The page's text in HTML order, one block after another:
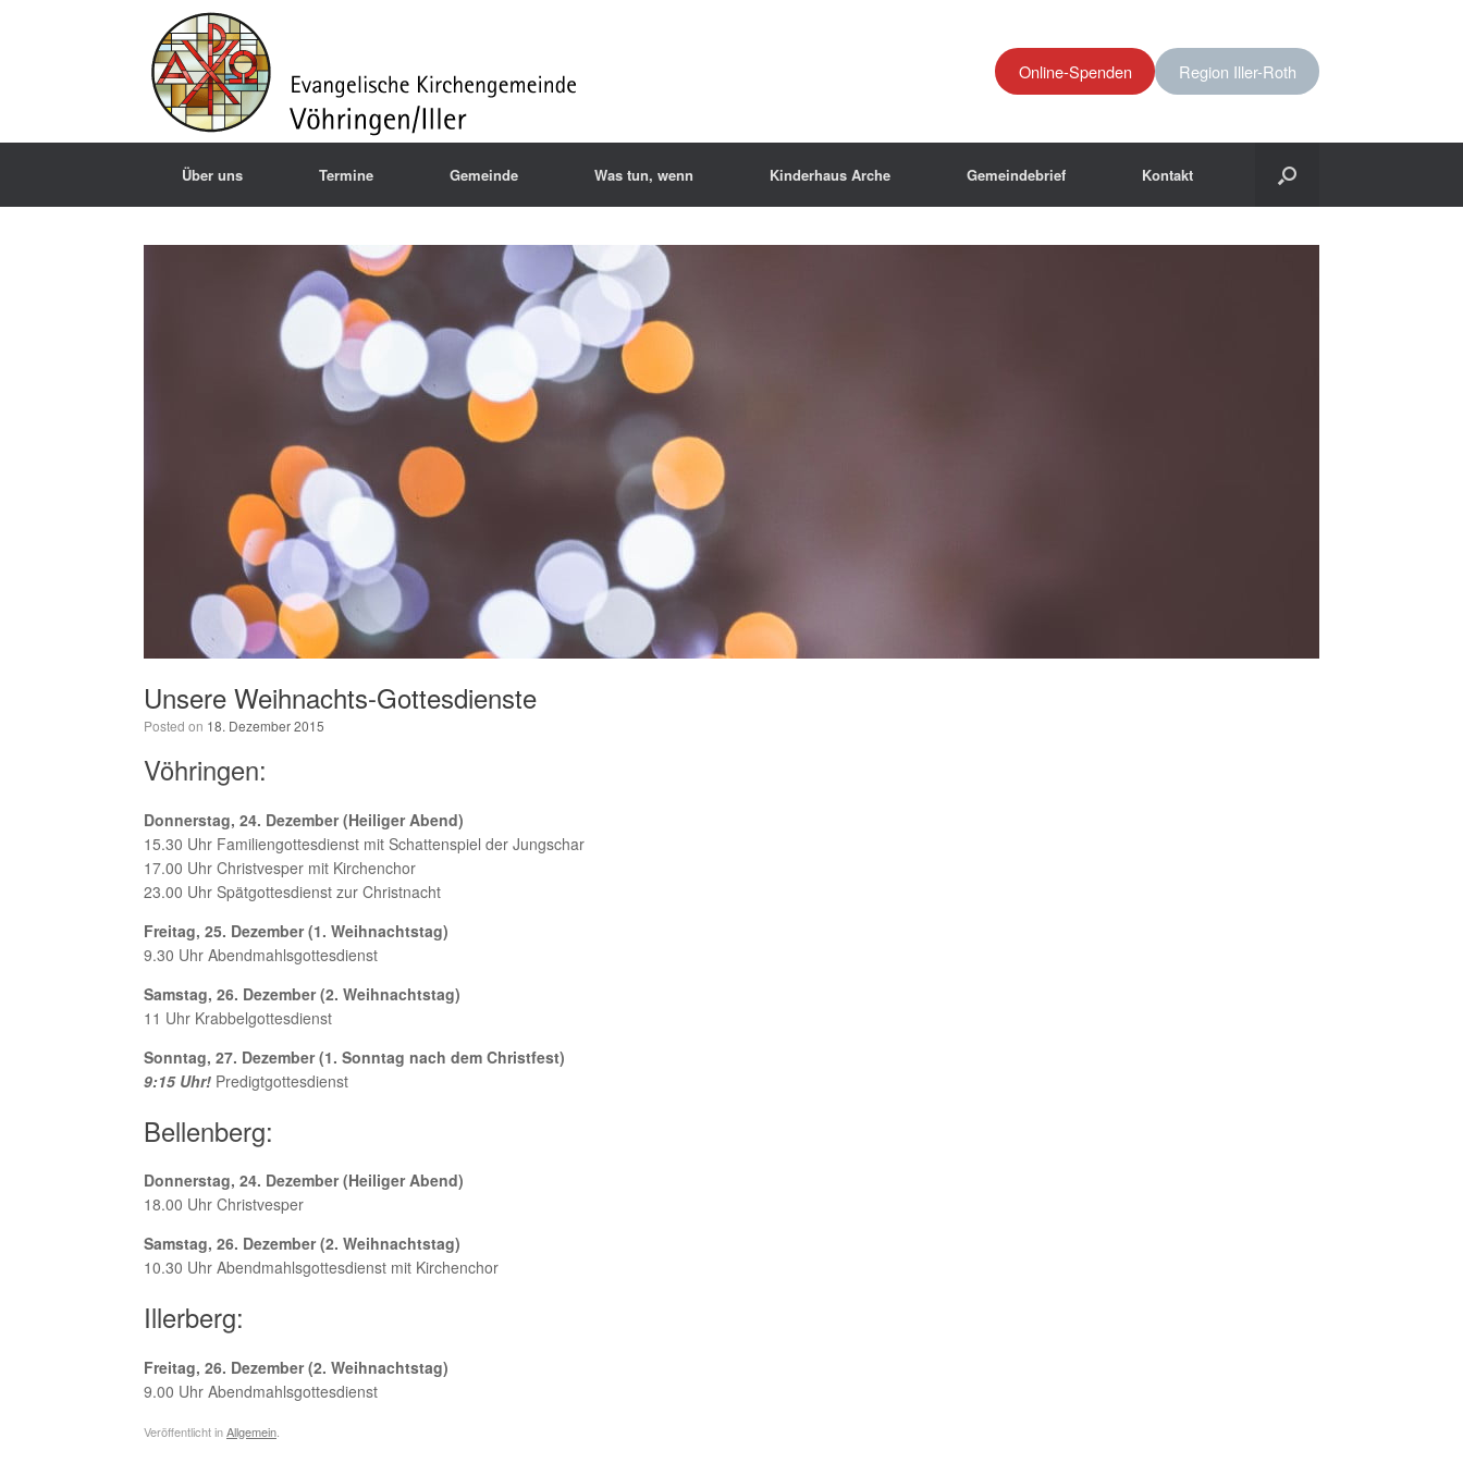
Online-Spenden Region Iller-Roth
Über uns Termine Gemeinde Was tun, wenn Kinderhaus Arche Gemeindebrief Kontakt
Unsere Weihnachts-Gottesdienste
Posted on 18. Dezember 2015
Vöhringen:
Donnerstag, 24. Dezember (Heiliger Abend)
15.30 Uhr Familiengottesdienst mit Schattenspiel der Jungschar
17.00 Uhr Christvesper mit Kirchenchor
23.00 Uhr Spätgottesdienst zur Christnacht
Freitag, 25. Dezember (1. Weihnachtstag)
9.30 Uhr Abendmahlsgottesdienst
Samstag, 26. Dezember (2. Weihnachtstag)
11 Uhr Krabbelgottesdienst
Sonntag, 27. Dezember (1. Sonntag nach dem Christfest)
9:15 Uhr! Predigtgottesdienst
Bellenberg:
Donnerstag, 24. Dezember (Heiliger Abend)
18.00 Uhr Christvesper
Samstag, 26. Dezember (2. Weihnachtstag)
10.30 Uhr Abendmahlsgottesdienst mit Kirchenchor
Illerberg:
Freitag, 26. Dezember (2. Weihnachtstag)
9.00 Uhr Abendmahlsgottesdienst
Veröffentlicht inAllgemein